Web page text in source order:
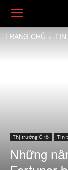
TRANG CHỦ TIN
Thị trường Ô tô Tin
Những